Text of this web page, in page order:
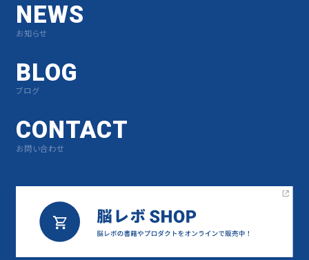
NEWS
お知らせ
BLOG
ブログ
CONTACT
お問い合わせ